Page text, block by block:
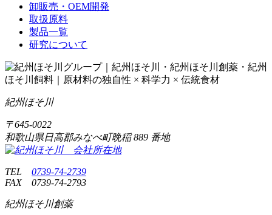
卸販売・OEM開発
取扱原料
製品一覧
研究について
紀州ほそ川
〒645-0022
和歌山県日高郡みなべ町晩稲889 番地
TEL 0739-74-2739
FAX 0739-74-2793
紀州ほそ川創薬